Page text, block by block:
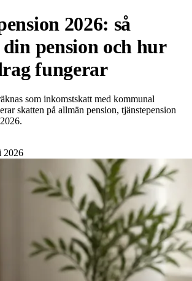
2026: så
pension och hur
fungerar
som inkomstskatt med kommunal
skatten på allmän pension, tjänstepension
2026